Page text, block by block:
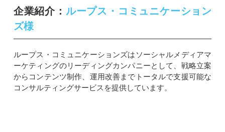
企業紹介： ループス・コミュニケーション
ズ様
ループス・コミュニケーションズはソーシャルメディアマ
ーケティングのリーディングカンパニーとして、戦略立案
からコンテンツ制作、運用改善までトータルで支援可能な
コンサルティングサービスを提供しています。